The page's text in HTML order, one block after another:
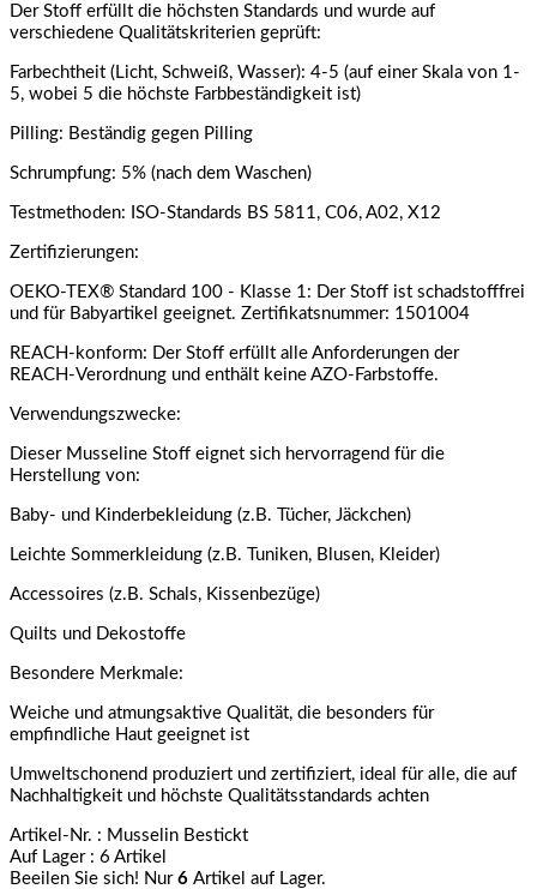
Der Stoff erfüllt die höchsten Standards und wurde auf
verschiedene Qualitätskriterien geprüft:
Farbechtheit (Licht, Schweiß, Wasser): 4-5 (auf einer Skala von 1-
5, wobei 5 die höchste Farbbeständigkeit ist)
Pilling: Beständig gegen Pilling
Schrumpfung: 5% (nach dem Waschen)
Testmethoden: ISO-Standards BS 5811, C06, A02, X12
Zertifizierungen:
OEKO-TEX® Standard 100 - Klasse 1: Der Stoff ist schadstofffrei
und für Babyartikel geeignet. Zertifikatsnummer: 1501004
REACH-konform: Der Stoff erfüllt alle Anforderungen der
REACH-Verordnung und enthält keine AZO-Farbstoffe.
Verwendungszwecke:
Dieser Musseline Stoff eignet sich hervorragend für die
Herstellung von:
Baby- und Kinderbekleidung (z.B. Tücher, Jäckchen)
Leichte Sommerkleidung (z.B. Tuniken, Blusen, Kleider)
Accessoires (z.B. Schals, Kissenbezüge)
Quilts und Dekostoffe
Besondere Merkmale:
Weiche und atmungsaktive Qualität, die besonders für
empfindliche Haut geeignet ist
Umweltschonend produziert und zertifiziert, ideal für alle, die auf
Nachhaltigkeit und höchste Qualitätsstandards achten
Artikel-Nr. : Musselin Bestickt
Auf Lager : 6 Artikel
Beeilen Sie sich! Nur 6 Artikel auf Lager.